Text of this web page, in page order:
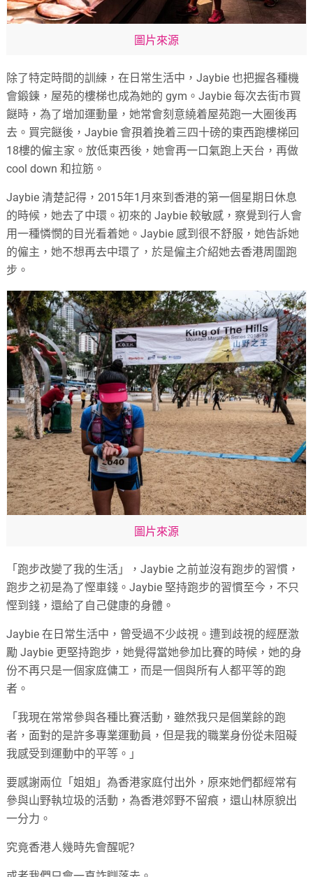
圖片來源
除了特定時間的訓練，在日常生活中，Jaybie 也把握各種機
會鍛鍊，屋苑的樓梯也成為她的 gym。Jaybie 每次去街市買
餸時，為了增加運動量，她常會刻意繞着屋苑跑一大圈後再
去。買完餸後，Jaybie 會孭着挽着三四十磅的東西跑樓梯回
18樓的僱主家。放低東西後，她會再一口氣跑上天台，再做
cool down 和拉筋。
Jaybie 清楚記得，2015年1月來到香港的第一個星期日休息
的時候，她去了中環。初來的 Jaybie 較敏感，察覺到行人會
用一種憐憫的目光看着她。Jaybie 感到很不舒服，她告訴她
的僱主，她不想再去中環了，於是僱主介紹她去香港周圍跑
步。
圖片來源
「跑步改變了我的生活」，Jaybie 之前並沒有跑步的習慣，
跑步之初是為了慳車錢。Jaybie 堅持跑步的習慣至今，不只
慳到錢，還給了自己健康的身體。
Jaybie 在日常生活中，曾受過不少歧視。遭到歧視的經歷激
勵 Jaybie 更堅持跑步，她覺得當她參加比賽的時候，她的身
份不再只是一個家庭傭工，而是一個與所有人都平等的跑
者。
「我現在常常參與各種比賽活動，雖然我只是個業餘的跑
者，面對的是許多專業運動員，但是我的職業身份從未阻礙
我感受到運動中的平等。」
要感謝兩位「姐姐」為香港家庭付出外，原來她們都經常有
參與山野執垃圾的活動，為香港郊野不留痕，還山林原貌出
一分力。
究竟香港人幾時先會醒呢?